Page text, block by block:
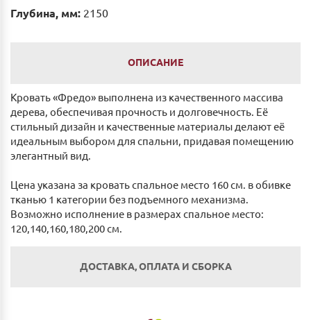
Глубина, мм: 2150
ОПИСАНИЕ
Кровать «Фредо» выполнена из качественного массива
дерева, обеспечивая прочность и долговечность. Её
стильный дизайн и качественные материалы делают её
идеальным выбором для спальни, придавая помещению
элегантный вид.
Цена указана за кровать спальное место 160 см. в обивке
тканью 1 категории без подъемного механизма.
Возможно исполнение в размерах спальное место:
120,140,160,180,200 см.
ДОСТАВКА, ОПЛАТА И СБОРКА